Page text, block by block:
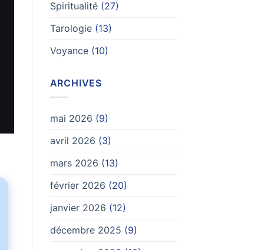
Spiritualité(27)
Tarologie(13)
Voyance(10)
ARCHIVES
mai 2026 (9)
avril 2026 (3)
mars 2026 (13)
février 2026 (20)
janvier 2026 (12)
décembre 2025 (9)